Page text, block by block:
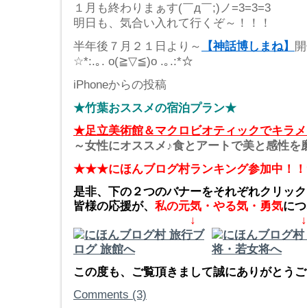
１月も終わりまぁす(￣д￣;)ノ=3=3=3
明日も、気合い入れて行くぞ～！！！
半年後７月２１日より～
【神話博しまね】
☆*:.｡. o(≧▽≦)o .｡.:*☆
iPhoneからの投稿
★竹葉おススメの宿泊プラン★
★足立美術館＆マクロビオティックでキラ
～女性にオススメ♪食とアートで美と感性を
★★★にほんブログ村ランキング参加中
是非、下の２つのバナーをそれぞれクリッ
皆様の応援が、 私の元気・やる気・勇気に
↓ ↓
この度も、ご覧頂きまして誠にありがと
Comments (3)